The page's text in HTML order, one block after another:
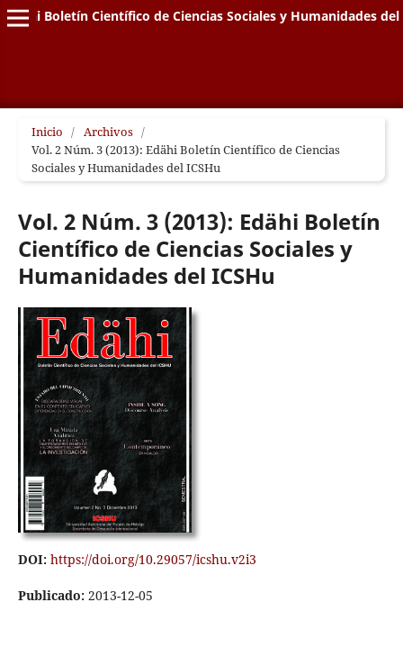
Edähi Boletín Científico de Ciencias Sociales y Humanidades del
Inicio / Archivos /
Vol. 2 Núm. 3 (2013): Edähi Boletín Científico de Ciencias
Sociales y Humanidades del ICSHu
Vol. 2 Núm. 3 (2013): Edähi Boletín
Científico de Ciencias Sociales y
Humanidades del ICSHu
DOI: https://doi.org/10.29057/icshu.v2i3
Publicado: 2013-12-05